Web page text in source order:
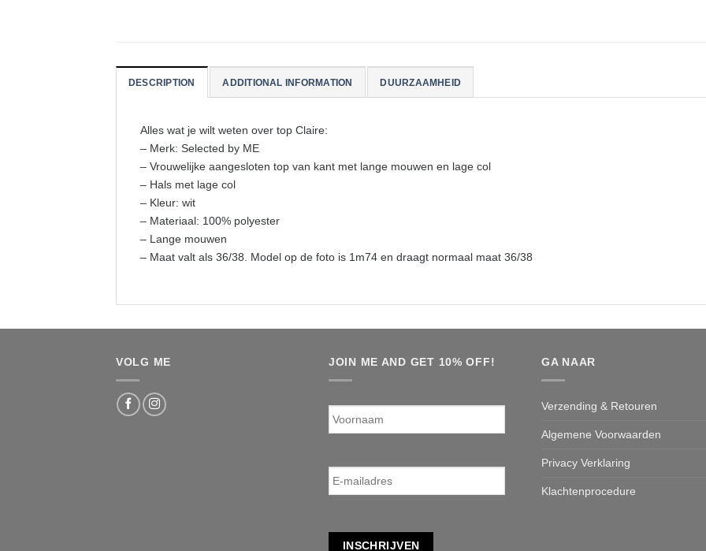
DESCRIPTION ADDITIONAL INFORMATION DUURZAAMHEID
Alles wat je wilt weten over top Claire:
– Merk: Selected by ME
– Vrouwelijke aangesloten top van kant met lange mouwen en lage col
– Hals met lage col
– Kleur: wit
– Materiaal: 100% polyester
– Lange mouwen
– Maat valt als 36/38. Model op de foto is 1m74 en draagt normaal maat 36/38
VOLG ME JOIN ME AND GET 10% OFF!
Voornaam
E-
mailadres *
INSCHRIJVEN
GA NAAR
Verzending & Retouren
Algemene Voorwaarden
Privacy Verklaring
Klachtenprocedure